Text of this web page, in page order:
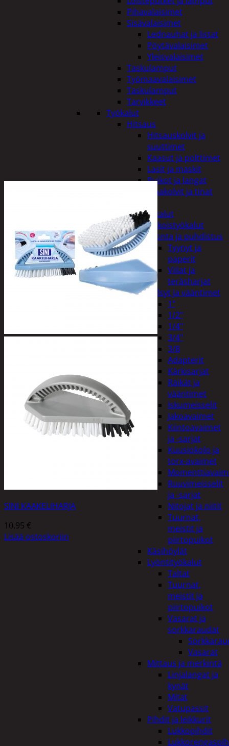
Pihavalaisimet
Sisävalaisimet
Lednauhat ja listat
Pöytävalaisimet
Yleisvalaisimet
Taskulamput
Työmaavalaisimet
Taskulamput
Tarvikkeet
Työkalut
Hitsaus
Hitsauskolvit ja
suuttimet
Kaasut ja polttimet
Lasit ja maskit
Puikot ja langat
Tinakolvit ja tinat
Käsityökalut
Erikoistyökalut
Hionta ja puhdistus
Tyynyt ja
paperit
Viilat ja
teräsharjat
Hylsyt ja vääntimet
1"
1/2"
1/4"
3/4"
3/8
Adapterit
Kärkisarjat
Räikät ja
vääntimet
Iskumeisselit
Jakoavaimet
Kiintoavaimet
ja -sarjat
Kuusiokolo ja
torx-avaimet
Ruuvimeisselit
ja -sarjat
Nitojat ja niitit
Tuurnat,
meistit ja
piirtopuikot
Käsihöylät
Lyöntityökalut
Taltat
Tuurnat,
meistit ja
piirtopuikot
Vasarat ja
sorkkaraudat
Vasarat
Mittaus ja merkintä
Linjalangat ja
kynät
Mitat
Vatupassit
Pihdit ja leikkurit
Lukkopihdit
SINI KAAKELIHARJA
10,95 €
Lisää ostoskoriin